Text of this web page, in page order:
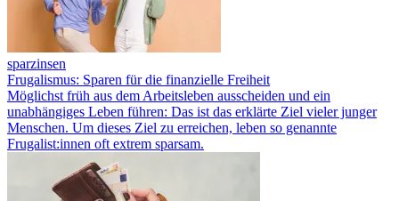
sparzinsen
Frugalismus: Sparen für die finanzielle Freiheit
Möglichst früh aus dem Arbeitsleben ausscheiden und ein
unabhängiges Leben führen: Das ist das erklärte Ziel vieler junger
Menschen. Um dieses Ziel zu erreichen, leben so genannte
Frugalist:innen oft extrem sparsam.